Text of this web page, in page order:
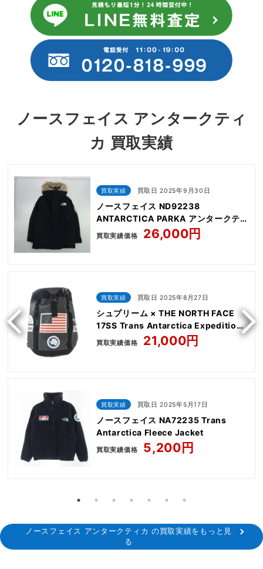
ノースフェイス アンタークティ
カ 買取実績
買取実績 買取日 2025年9月30日
ノースフェイス ND92238
ANTARCTICA PARKA アンタークティ
カ パーカ ダウン ジャケット
買取実績価格 26,000円
買取実績 買取日 2025年8月27日
シュプリーム × THE NORTH FACE
17SS Trans Antarctica Expedition
Big Haul Backpack
買取実績価格 21,000円
買取実績 買取日 2025年5月17日
ノースフェイス NA72235 Trans
Antarctica Fleece Jacket
買取実績価格 5,200円
ノースフェイス アンタークティカ の買取実績をもっと見
る